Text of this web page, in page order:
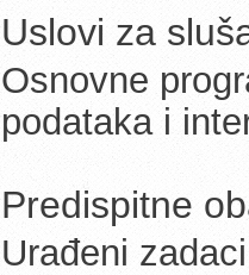
Uslovi za
Osnovne
podataka i
Predispitne
Urađeni